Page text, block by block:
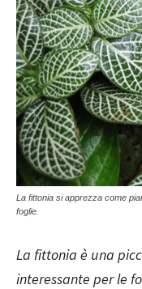
La fittonia si apprezza come
foglie.
La fittonia è una
interessante per le